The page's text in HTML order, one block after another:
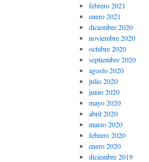
febrero 2021
enero 2021
diciembre 2020
noviembre 2020
octubre 2020
septiembre 2020
agosto 2020
julio 2020
junio 2020
mayo 2020
abril 2020
marzo 2020
febrero 2020
enero 2020
diciembre 2019